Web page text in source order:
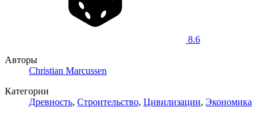
8.6
Авторы
Christian Marcussen
Категории
Древность, Строительство, Цивилизации, Экономика